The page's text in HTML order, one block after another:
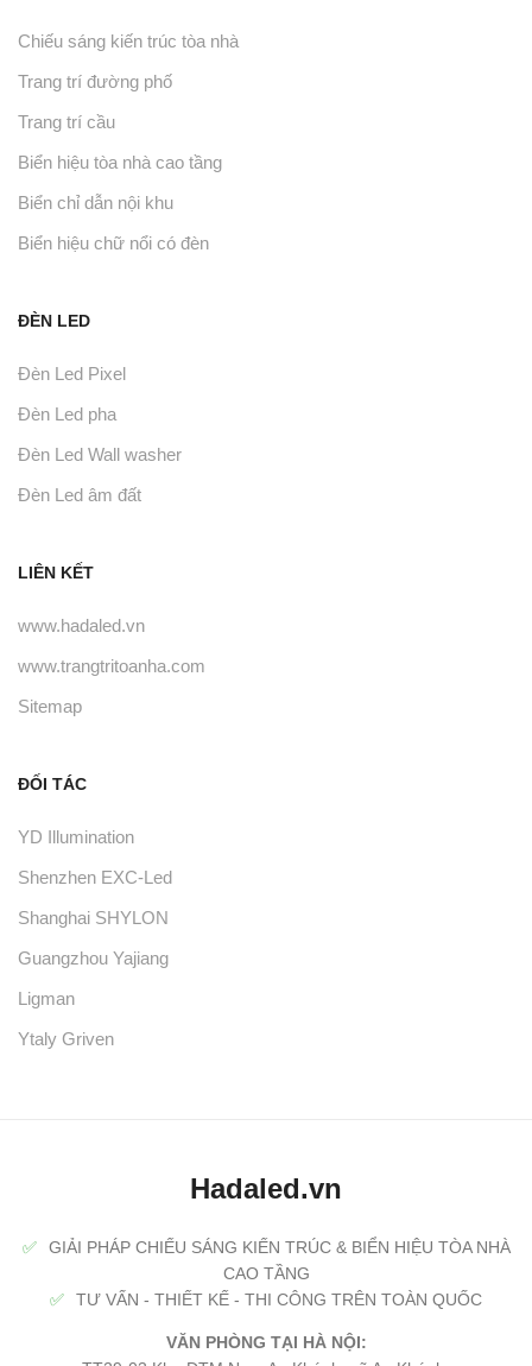
Chiếu sáng kiến trúc tòa nhà
Trang trí đường phố
Trang trí cầu
Biển hiệu tòa nhà cao tầng
Biển chỉ dẫn nội khu
Biển hiệu chữ nổi có đèn
ĐÈN LED
Đèn Led Pixel
Đèn Led pha
Đèn Led Wall washer
Đèn Led âm đất
LIÊN KẾT
www.hadaled.vn
www.trangtritoanha.com
Sitemap
ĐỐI TÁC
YD Illumination
Shenzhen EXC-Led
Shanghai SHYLON
Guangzhou Yajiang
Ligman
Ytaly Griven
Hadaled.vn
✅
GIẢI PHÁP CHIẾU SÁNG KIẾN TRÚC & BIỂN HIỆU TÒA NHÀ
CAO TẦNG
✅
TƯ VẤN - THIẾT KẾ - THI CÔNG TRÊN TOÀN QUỐC
VĂN PHÒNG TẠI HÀ NỘI: